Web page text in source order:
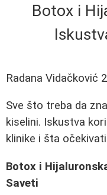
Botox i
Radana Vidačković
Sve što treba da
kiselini. Iskustva
klinike i šta
Botox i
Saveti